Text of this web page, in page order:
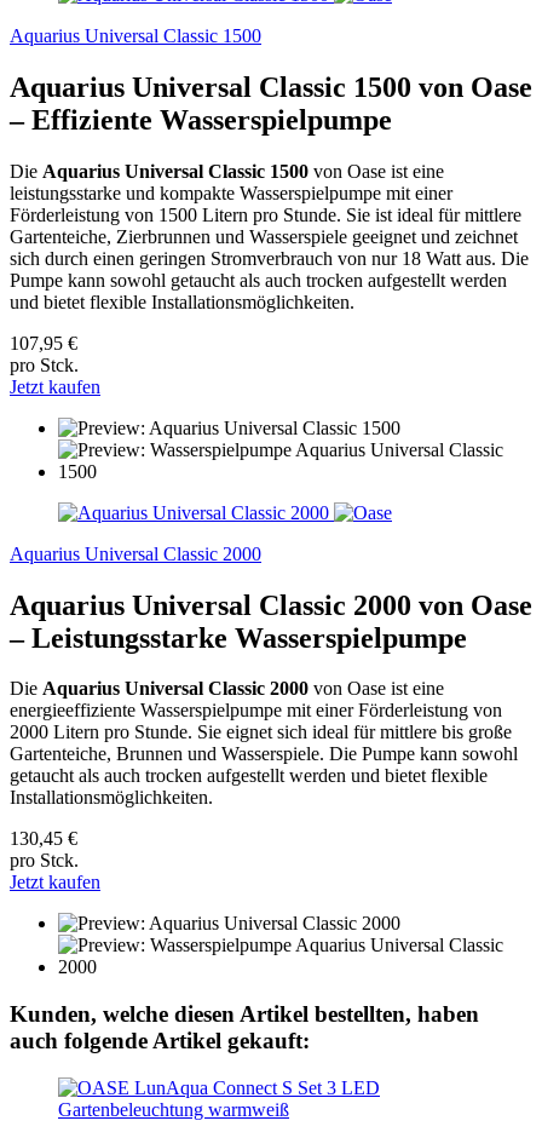
Aquarius Universal Classic 1500
Aquarius Universal Classic 1500 von Oase
– Effiziente Wasserspielpumpe
Die Aquarius Universal Classic 1500 von Oase ist eine
leistungsstarke und kompakte Wasserspielpumpe mit einer
Förderleistung von 1500 Litern pro Stunde. Sie ist ideal für mittlere
Gartenteiche, Zierbrunnen und Wasserspiele geeignet und zeichnet
sich durch einen geringen Stromverbrauch von nur 18 Watt aus. Die
Pumpe kann sowohl getaucht als auch trocken aufgestellt werden
und bietet flexible Installationsmöglichkeiten.
107,95 €
pro Stck.
Jetzt kaufen
Aquarius Universal Classic 2000
Aquarius Universal Classic 2000 von Oase
– Leistungsstarke Wasserspielpumpe
Die Aquarius Universal Classic 2000 von Oase ist eine
energieeffiziente Wasserspielpumpe mit einer Förderleistung von
2000 Litern pro Stunde. Sie eignet sich ideal für mittlere bis große
Gartenteiche, Brunnen und Wasserspiele. Die Pumpe kann sowohl
getaucht als auch trocken aufgestellt werden und bietet flexible
Installationsmöglichkeiten.
130,45 €
pro Stck.
Jetzt kaufen
Kunden, welche diesen Artikel bestellten, haben
auch folgende Artikel gekauft: